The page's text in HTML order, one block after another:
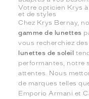
Votre opticien Krys
et de styles
Chez Krys Bernay,
gamme de lunettes
vous recherchiez des
lunettes de soleil
performantes, notre
attentes. Nous
de marques telles
Emporio Armani et